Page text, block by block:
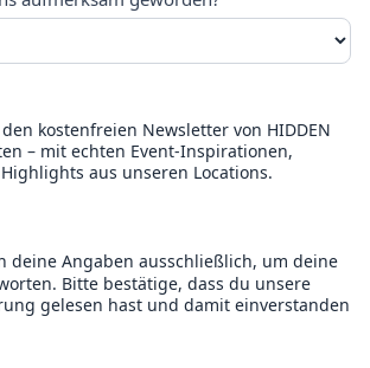
kostenfreien Newsletter von HIDDEN
– mit echten Event-Inspirationen,
aus unseren Locations.
deine Angaben ausschließlich, um deine
Bitte bestätige, dass du unsere
gelesen hast und damit einverstanden